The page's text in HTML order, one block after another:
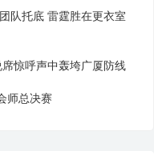
队托底 雷霆胜在更衣室
惊呼声中轰垮广厦防线
师总决赛